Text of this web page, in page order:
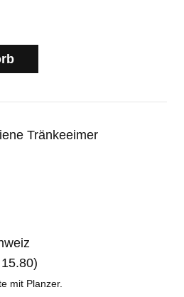
Tränkeeimer
mit Planzer.